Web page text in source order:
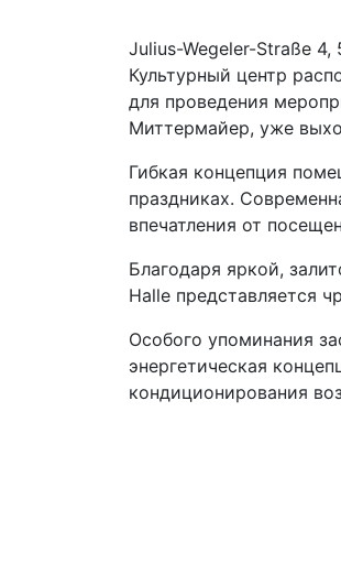
Julius-Wegeler-Straße 4,
Культурный центр
для проведения
Миттермайер, уже
Гибкая концепция
праздниках.
впечатления от
Благодаря яркой,
Halle представляется
Особого упоминания
энергетическая
кондиционирования